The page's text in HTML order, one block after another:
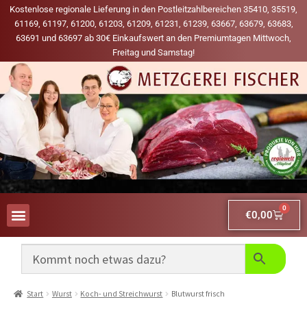
Kostenlose regionale Lieferung in den Postleitzahlbereichen 35410, 35519,
61169, 61197, 61200, 61203, 61209, 61231, 61239, 63667, 63679, 63683,
63691 und 63697 ab 30€ Einkaufswert an den Premiumtagen Mittwoch,
Freitag und Samstag!
€0,00
0
Start Wurst Koch- und Streichwurst Blutwurst frisch